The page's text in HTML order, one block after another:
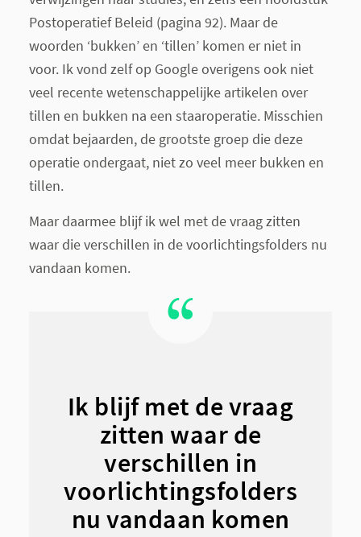
Postoperatief Beleid (pagina 92). Maar de
woorden ‘bukken’ en ‘tillen’ komen er niet in
voor. Ik vond zelf op Google overigens ook niet
veel recente wetenschappelijke artikelen over
tillen en bukken na een staaroperatie. Misschien
omdat bejaarden, de grootste groep die deze
operatie ondergaat, niet zo veel meer bukken en
tillen.
Maar daarmee blijf ik wel met de vraag zitten
waar die verschillen in de voorlichtingsfolders nu
vandaan komen.
Ik blijf met de vraag
zitten waar de
verschillen in
voorlichtingsfolders
nu vandaan komen